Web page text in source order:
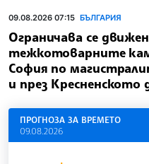
09.08.2026 07:15 БЪЛГАРИЯ
Ограничава се
тежкотоварните
София по
и през Кресненското
ПРОГНОЗА ЗА ВРЕМЕТО
09.08.2026